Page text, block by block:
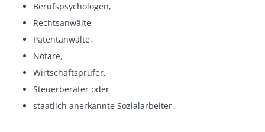
Berufspsychologen,
Rechtsanwälte,
Patentanwälte,
Notare,
Wirtschaftsprüfer,
Steuerberater oder
staatlich anerkannte Sozialarbeiter.